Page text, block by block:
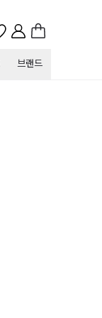
브랜드